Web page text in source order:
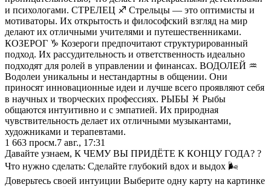
и психологами. СТРЕЛЕЦ ♐️ Стрельцы — это оптимисты и
мотиваторы. Их открытость и философский взгляд на мир
делают их отличными учителями и путешественниками.
КОЗЕРОГ ♑️ Козероги предпочитают структурированный
подход. Их рассудительность и ответственность идеально
подходят для ролей в управлении и финансах. ВОДОЛЕЙ ♒️
Водолеи уникальны и нестандартны в общении. Они
приносят инновационные идеи и лучше всего проявляют себя
в научных и творческих профессиях. РЫБЫ ♓️ Рыбы
общаются интуитивно и с эмпатией. Их природная
чувствительность делает их отличными музыкантами,
художниками и терапевтами.
1 663 просм.7 авг., 17:31
Давайте узнаем, К ЧЕМУ ВЫ ПРИДЁТЕ К КОНЦУ ГОДА? ?
Что нужно сделать: Сделайте глубокий вдох и выдох 🌬️
Доверьтесь своей интуиции Выберите одну карту на картинке